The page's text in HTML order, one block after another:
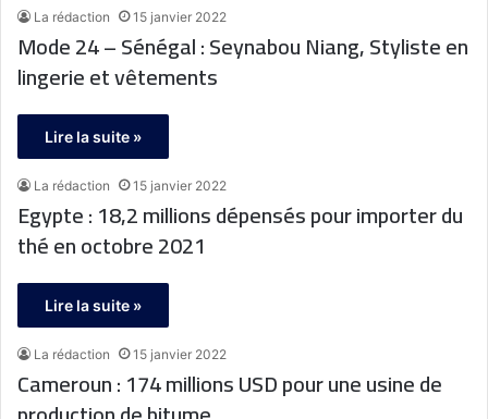
La rédaction 15 janvier 2022
Mode 24 – Sénégal : Seynabou Niang, Styliste en
lingerie et vêtements
Lire la suite »
La rédaction 15 janvier 2022
Egypte : 18,2 millions dépensés pour importer du
thé en octobre 2021
Lire la suite »
La rédaction 15 janvier 2022
Cameroun : 174 millions USD pour une usine de